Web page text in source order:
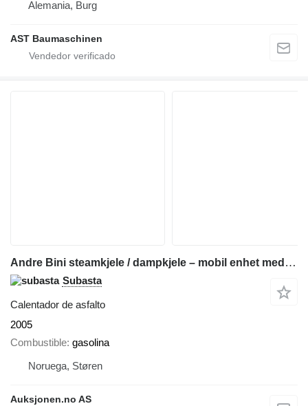
Alemania, Burg
AST Baumaschinen
Andre Bini steamkjele / dampkjele – mobil enhet med bensinmotor
Subasta
Calentador de asfalto
2005
Combustible gasolina
Noruega, Støren
Auksjonen.no AS